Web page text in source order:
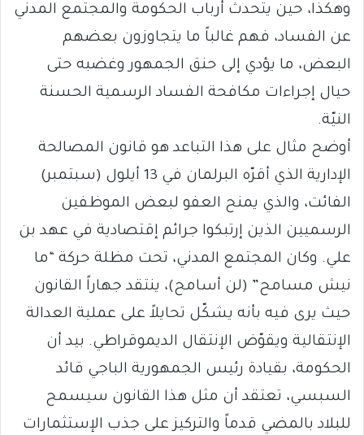
وهكذا، حين يتحدث أرباب الحكومة والمجتمع المدني
عن الفساد، فهم غالباً ما يتجاوزون بعضهم
البعض، ما يؤدي إلى حنق الجمهور وغضبه حتى
حيال إجراءات مكافحة الفساد الرسمية الحسنة
النيّة.
أوضح مثال على هذا التباعد هو قانون المصالحة
الإدارية الذي أقرّه البرلمان في 13 أيلول (سبتمبر)
الفائت، والذي يمنح العفو لبعض الموظفين
الرسميين الذين إرتبكوا جرائم إقتصادية في عهد بن
علي. وكان المجتمع المدني، تحت مظلة حركة “ما
نيش مسامح” (لن أسامح)، ينتقد جهاراً القانون
حيث يرى فيه بأنه يشكّل تحايلاً على عملية العدالة
الإنتقالية ويقوّض الإنتقال الديموقراطي. بيد أن
الحكومة، بقيادة رئيس الجمهورية الباجي قائد
السبسي، تعتقد أن مثل هذا القانون سيسمح
للبلاد بالمضي قدماً والتركيز على جذب الإستثمارات